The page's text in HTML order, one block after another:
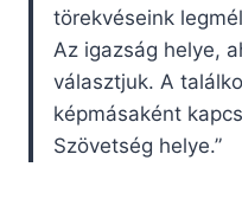
törekvéseink
Az igazság helye,
választjuk. A
képmásaként
Szövetség helye.”